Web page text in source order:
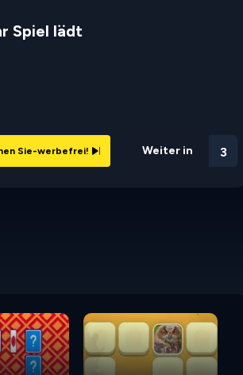
Spiel lädt
Weiter in 2
Sie-werbefrei!